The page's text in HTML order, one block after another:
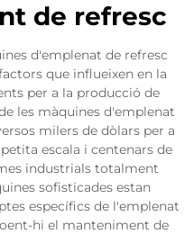
de refresc
d'emplenat de refresc
que influeixen en la
per a la producció de
les màquines d'emplenat
milers de dòlars per a
escala i centenars de
industrials totalment
sofisticades estan
específics de l'emplenat
hi el manteniment de